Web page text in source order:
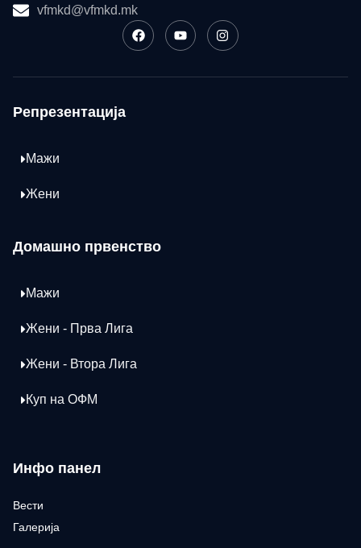
vfmkd@vfmkd.mk
Репрезентација
Мажи
Жени
Домашно првенство
Мажи
Жени - Прва Лига
Жени - Втора Лига
Куп на ОФМ
Инфо панел
Вести
Галерија